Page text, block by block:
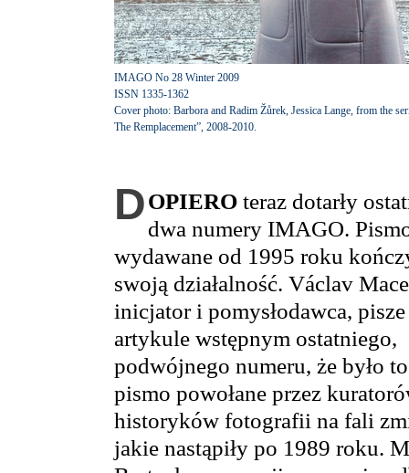
IMAGO No 28 Winter 2009
ISSN 1335-1362
Cover photo: Barbora and Radim Žůrek, Jessica Lange, from the
The Remplacement”, 2008-2010.
DOPIERO teraz dotarły
dwa numery IMAGO.
wydawane od 1995 roku
swoją działalność. Václav
inicjator i pomysłodawca,
artykule wstępnym ostatniego,
podwójnego numeru, że było to
pismo powołane przez
historyków fotografii na fali
jakie nastąpiły po 1989 roku.